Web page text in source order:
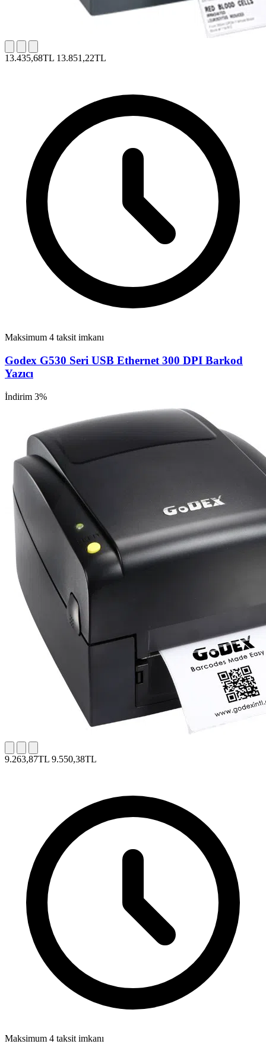
13.435,68TL 13.851,22TL
Maksimum 4 taksit imkanı
Godex G530 Seri USB Ethernet 300 DPI Barkod
Yazıcı
İndirim 3%
9.263,87TL 9.550,38TL
Maksimum 4 taksit imkanı